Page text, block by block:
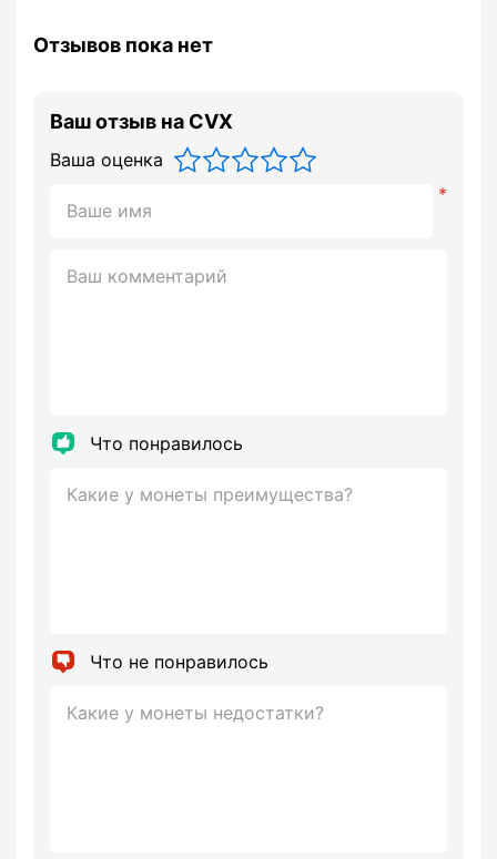
Отзывов пока нет
Ваш отзыв на CVX
Ваша оценка
Что понравилось
Что не понравилось